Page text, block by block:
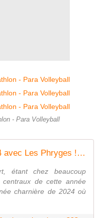
- Para Volleyball
Les Sports Olympiques 2024 avec Les Phryges ! (Partie 1) [Support][Banque d'images] - Le Bazar du Lion
étant chez beaucoup
centraux de cette année
charnière de 2024 où